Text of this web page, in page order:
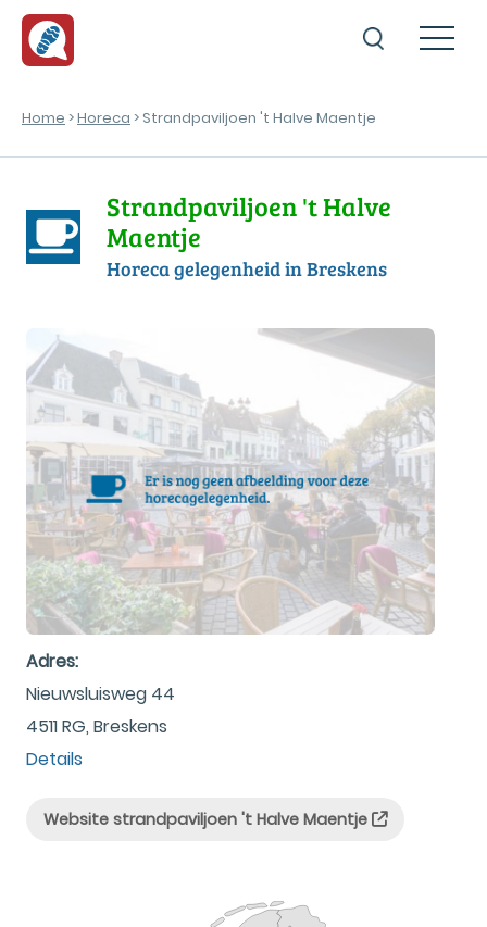
Home >Horeca > Strandpaviljoen 't Halve Maentje
Strandpaviljoen 't Halve
Maentje
Horeca gelegenheid in Breskens
Adres:
Nieuwsluisweg 44
4511 RG, Breskens
Details
Website strandpaviljoen 't Halve Maentje